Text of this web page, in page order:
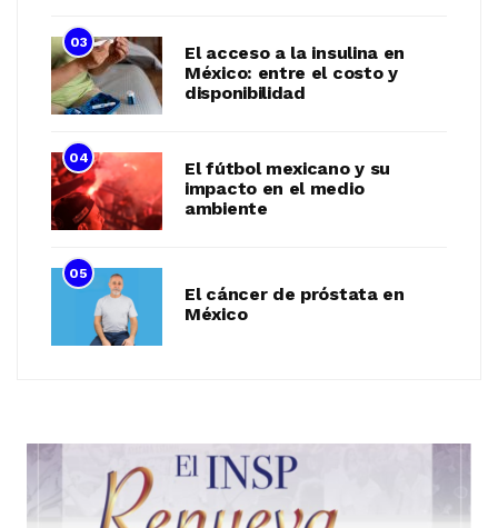
03
El acceso a la insulina en
México: entre el costo y
disponibilidad
04
El fútbol mexicano y su
impacto en el medio
ambiente
05
El cáncer de próstata en
México